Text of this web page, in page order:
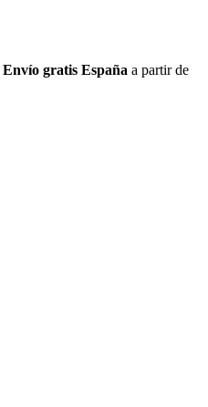
Envío gratis España a partir de